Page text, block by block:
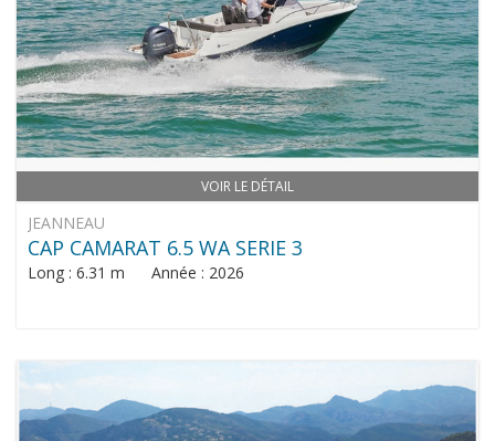
VOIR LE DÉTAIL
JEANNEAU
CAP CAMARAT 6.5 WA SERIE 3
Long : 6.31 m Année : 2026